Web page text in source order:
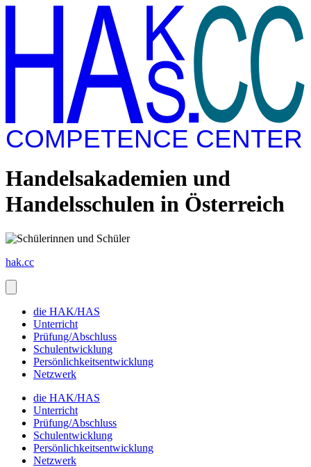
COMPETENCE CENTER
Handelsakademien und
Handelsschulen in Österreich
hak.cc
die HAK/HAS
Unterricht
Prüfung/Abschluss
Schulentwicklung
Persönlichkeitsentwicklung
Netzwerk
die HAK/HAS
Unterricht
Prüfung/Abschluss
Schulentwicklung
Persönlichkeitsentwicklung
Netzwerk